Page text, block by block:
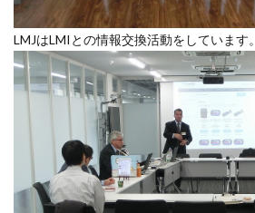
LMJはLMIとの情報交換活動をしています。